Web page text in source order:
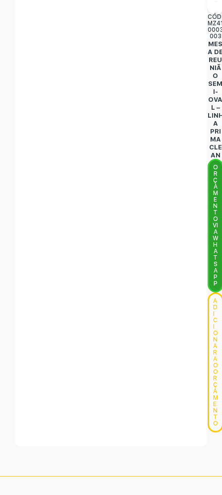
003
A
REU
NIÃ
O
I-
L –
A
PRI
MA
CLE
AN
O
R
Ç
A
M
E
N
T
O
VI
A
W
H
A
T
S
A
P
P
A
D
C
O
N
A
R
A
O
O
R
Ç
A
M
E
N
T
O